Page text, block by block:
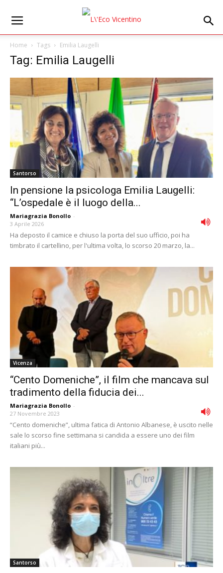
Home Tags Emilia Laugelli
Tag: Emilia Laugelli
Santorso
In pensione la psicologa Emilia Laugelli:
“L’ospedale è il luogo della...
Mariagrazia Bonollo -
3 Aprile 2026
Ha deposto il camice e chiuso la porta del suo ufficio, poi ha
timbrato il cartellino, per l'ultima volta, lo scorso 20 marzo, la...
Vicenza
“Cento Domeniche”, il film che mancava sul
tradimento della fiducia dei...
Mariagrazia Bonollo -
27 Novembre 2023
“Cento domeniche”, ultima fatica di Antonio Albanese, è uscito nelle
sale lo scorso fine settimana si candida a essere uno dei film
italiani più...
Santorso